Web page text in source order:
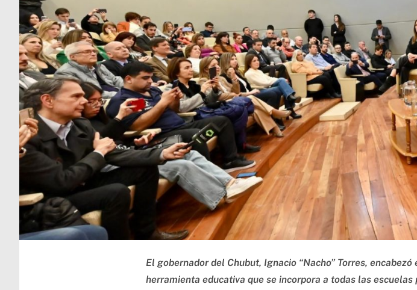
El gobernador del Chubut, Ignacio “Nacho” Torres,
herramienta educativa que se incorpora a todas las